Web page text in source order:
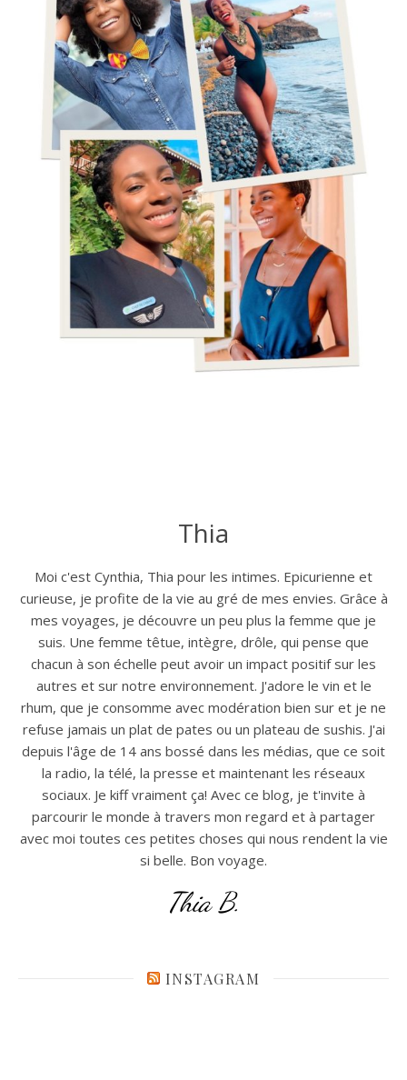
Thia
Moi c'est Cynthia, Thia pour les intimes. Epicurienne et
curieuse, je profite de la vie au gré de mes envies. Grâce à
mes voyages, je découvre un peu plus la femme que je
suis. Une femme têtue, intègre, drôle, qui pense que
chacun à son échelle peut avoir un impact positif sur les
autres et sur notre environnement. J'adore le vin et le
rhum, que je consomme avec modération bien sur et je ne
refuse jamais un plat de pates ou un plateau de sushis. J'ai
depuis l'âge de 14 ans bossé dans les médias, que ce soit
la radio, la télé, la presse et maintenant les réseaux
sociaux. Je kiff vraiment ça! Avec ce blog, je t'invite à
parcourir le monde à travers mon regard et à partager
avec moi toutes ces petites choses qui nous rendent la vie
si belle. Bon voyage.
Thia B.
INSTAGRAM